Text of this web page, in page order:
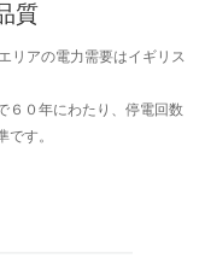
質
リアの電力需要はイギリス
６０年にわたり、停電回数
す。